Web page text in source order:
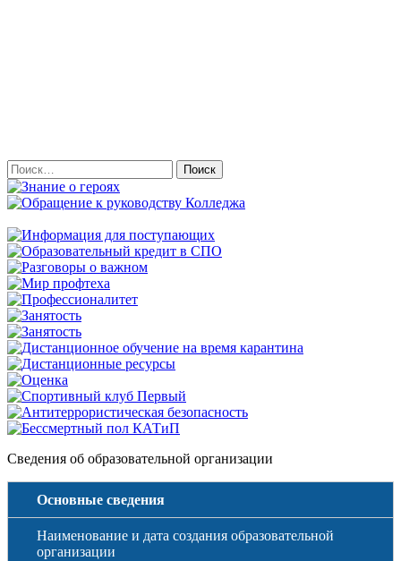
Найти:
Сведения об образовательной организации
Основные сведения
Наименование и дата создания образовательной
организации